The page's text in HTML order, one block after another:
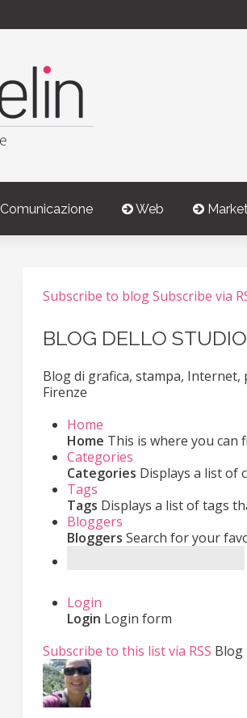
Comunicazione Web
Subscribe to blogSubscribe via
BLOG DELLO
Blog di grafica, stampa,
Firenze
Home
Home This is where you
Categories
Categories Displays a list of
Tags
Tags Displays a list of tags
Bloggers
Bloggers Search for your
Login
Login Login form
Subscribe to this list via RSS Blog